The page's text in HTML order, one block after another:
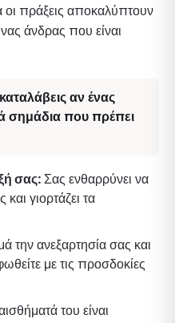
οι πράξεις αποκαλύπτουν
άνδρας που είναι
αν ένας
σημάδια που πρέπει
σας:Σας ενθαρρύνει να
γιορτάζει τα
την ανεξαρτησία σας και
με τις προσδοκίες
του είναι